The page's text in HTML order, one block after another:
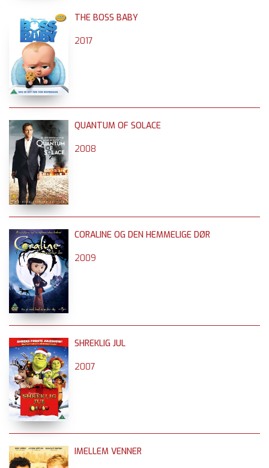
THE BOSS BABY
2017
QUANTUM OF SOLACE
2008
CORALINE OG DEN HEMMELIGE DØR
2009
SHREKLIG JUL
2007
IMELLEM VENNER